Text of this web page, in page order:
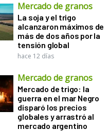
Mercado de granos
La soja y el trigo
alcanzaron máximos de
más de dos años por la
tensión global
hace 12 días
Mercado de granos
Mercado de trigo: la
guerra en el mar Negro
disparó los precios
globales y arrastró al
mercado argentino